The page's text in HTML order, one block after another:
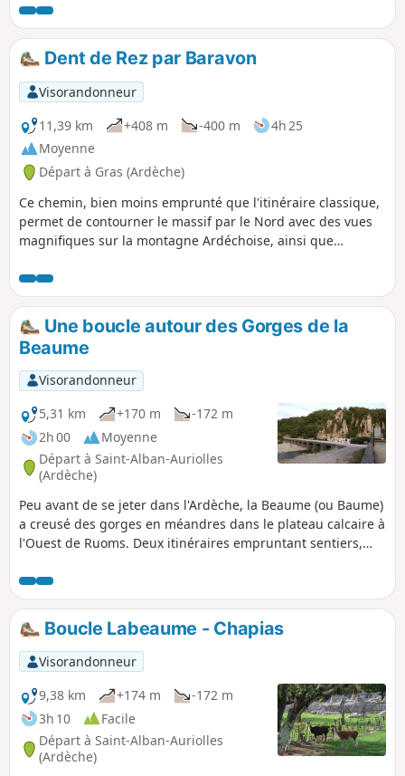
vieille ville de Ruoms. Alternance entre passages ombragés
et au soleil. Plusieurs points de baignade le long du
parcours.Dent de Rez par Baravon
Visorandonneur
11,39 km
+408 m -400 m
4h 25
Moyenne
Départ à Gras (Ardèche)
Ce chemin, bien moins emprunté que l'itinéraire classique,
permet de contourner le massif par le Nord avec des vues
magnifiques sur la montagne Ardéchoise, ainsi que
car très, très sauvage.... C'est également le chemin d'accès
le plus carrossable pour monter au sommet, mais interdit
aux véhicules bien sûr, réservé au personnel de gestion du
site ; des barrières en interdisent d'ailleurs le
franchissement en véhicule.
Une boucle autour des Gorges de la
Beaume
Visorandonneur
5,31 km
+170 m
-172 m
2h 00
Moyenne
Départ à Saint-Alban-Auriolles
(Ardèche)
Peu avant de se jeter dans l'Ardèche, la Beaume (ou Baume)
a creusé des gorges en méandres dans le plateau calcaire à
l'Ouest de Ruoms. Deux itinéraires empruntant sentiers,
une rive puis l'autre entre Labeaume et Ruoms. On y
retrouve les paysages et la végétation habituels des zones
karstiques, entre abandon des zones agricoles et mitage
par de nouvelles constructions, et le charme intact du vieux
village de Labeaume.
Boucle Labeaume - Chapias
Visorandonneur
9,38 km
+174 m
-172 m
3h 10
Facile
Départ à Saint-Alban-Auriolles
(Ardèche)